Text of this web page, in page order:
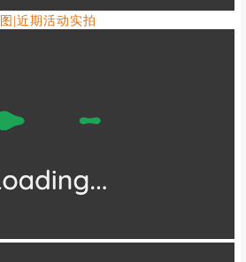
图|近期活动实拍